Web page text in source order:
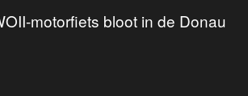
motorfiets bloot in de Donau